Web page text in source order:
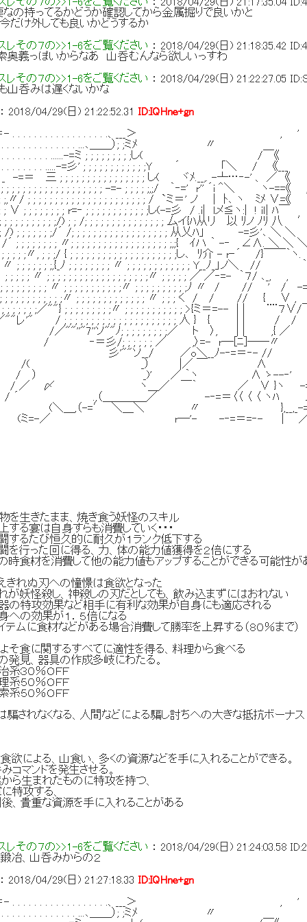
の持ってるかどうか確認してから金属掘りで良いかと
だけ外しても良いかどうするか
レその７の>>1-6をご覧ください ：2018/04/29(日) 21:18:35.42
奥義っぽいからなあ 山呑むんなら欲しいっすわ
レその７の>>1-6をご覧ください ：2018/04/29(日) 21:22:27.05
山呑みは遅くないかな
：2018/04/29(日) 21:22:52.31
ID:IQHne+gn
. . . .-＝- . . . . . . . . . . . . . . . . . .、___＞
. . . . . . . . . . . . . . . . . . . . ...､＿＿）; ;ミﾒ
. . . . . . . . . . . . . . ......-=ミ ; ; ; ; ; ; ; ; ;し( /￣
. . . . . . . . . . . .....-=彡' ; ; ; ; ; ; ; ; ; ; ; ;Y ´ 「＼ / 《
. . . _ -=＝ 三 ; ; ; ; ; ; ; ; ; ; ; ; ; ; ; ; し( ヾﾒ.__,. -┴…‐-' 、
´ ; ; ; ; ; ; ; ; ; ; ; ; ; ; ; ; ; ; ; -=- ; ; ; ; ;,;/ ｀‐=' r'' ´i ＾＼ ヽ-==
; ;,〃/ ; ; ; ; ; ; ; ; ; ; ; ; ; ; ; ; ; ; ; ; ; ; / `ミ＝' ノ | ﾄ､ ヽ ﾐﾒ
; ; ∨ ; ; ; ; ; ; ; ; r=‐ ; ; ; ; ; ; ; ; ; ; ; ;し(-=彡 / .i| lメ≦ヽ:| ! iｌ|
; ; ; ; ; ; ; ; ; ; ;/) ; ; /; ; ; ; ; ; ; ; ; ; ; ; ; ; ; 厶イ{ﾊ从リ 以 ﾘノ ﾉﾘ
; ; /) ; ; ; ; ; ; ;/´ /; ; ; ; ; ; ; ; ; ; ; ; ; ; ; ; ; ; 从乂ﾊ」 -=彡'､ ＼
; /´ ; ; ; ; ; ; ; ; 〃; ; ; ; ; ; ; ; ; ; ; ; ; ; ; ; ; ; ;,;{ ｲハ ｀ -‐ ∠∧. ＼ ＼ ＼
; ; ; ; ;〃, ; ; ;/ { ; ; ; ; ; ; ; ; ; ; ; ; ; ; ; ; ; ; ; ;し､ ﾘ介 - r‐´ /}￣￣｀
〃 ; ; ; ; ; ; ;,{_ﾉ ; ; ; ; ; ; ; ; 〃 ; ; ; ; ; ; ; ; ; ; ; ; Y__ﾉ_」ノ＼ // ｀
; ; ; ; ; 〃 ; ; ; ; ; ; ; ; ; ; ; ; ; ; ; ; ; ; ;〃 ; ; ; ; ; ／ ／‐=- ｀７/ ､_, ,
; ; ; ; ; ; ; ; ; ; 〃 ; ; ; ; ; ; ; ; ; ; ;〃 ; ; ; ; ; ; ; ; ; ;ﾉ 〃 / // ' / -=ミ
; ; ; ; ; ; ; ; ; ; ; ;〃 ; ; ; ; ; ; ; ; ; ; ; ; ; 〃 ; ; ; く / / // { ∨ ,
; ; ; ; ; ; ;／""} ; ; ; ; ; ; ; ; ;〃 ; ; ; ; ; ; ; ; ; ; ; >{ミ＝=-- | | ¨¨７∨/
/ ; ; ; ; ; ; ; ; ; ; ; ; ; ; ; ; ; ; ; ; ; 人 } { | | / / |
""''"7''ソ""ﾉ; ; ; ; ; ; ; ; ;／ ト 〉, | | ,{ ／ !
彡/; ; ; ; ; ; ／ ,〉=- r─[ﾆ]──〃 ; ; . .
／o＼__ﾉ-‐=＝‐- // / . . . .
） |／ ￣ ∧ /. . . . . . . .
／ ｀ヽ ∧ ゝ--‐' // . . . . . .
＿／ ￣｀ ／ ∨ }ヽ -=彡' . . . . . .
＿＿／ -‐=＝〈〈 〈 〈 ヽﾊ ノ . . . . .
（-=′ ＼＿＼ 〃 },__,_-=彡 . . . ./ .
r─'- -‐=＝=‐- | ／ . . . . . . . . .
生きたまま、焼き食う妖怪のスキル
身すらも消費していく・・・
恒久的に耐久が１ランク低下する
に得る、力、体の能力値獲得を２倍にする
費して他の能力値もアップすることができる可能性が
れぬ刃への憧憬は食欲となった
、神殺しの刃だとしても、飲み込まずにはおれない
など相手に有利な効果が自身にも適応される
が１．５倍になる
などがある場合消費して勝率を上昇する（８０％まで）
そ食に関するすべてに適性を得る、料理から食べる
具の作成多岐にわたる。
％ＯＦＦ
％ＯＦＦ
％ＯＦＦ
れなくなる、人間などによる騙し討ちへの大きな抵抗ボーナス
による、山食い、多くの資源などを手に入れることができる。
ドを発生させる。
れたものに特攻を持つ、
する、
資源を手に入れることがある
レその７の>>1-6をご覧ください ：2018/04/29(日) 21:24:03.58
冶、山呑みからの２
：2018/04/29(日) 21:27:18.33 ID:IQHne+gn
. . . .-＝- . . . . . . . . . . . . . . . . . .、___＞
. . . . . . . . . . . . . . . . . . . . ...､＿＿）; ;ミﾒ